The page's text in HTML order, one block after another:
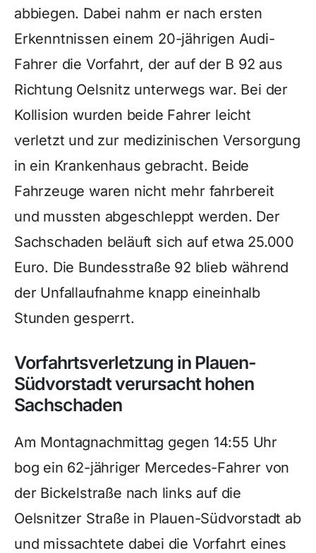
abbiegen. Dabei nahm er nach ersten
Erkenntnissen einem 20-jährigen Audi-
Fahrer die Vorfahrt, der auf der B 92 aus
Richtung Oelsnitz unterwegs war. Bei der
Kollision wurden beide Fahrer leicht
verletzt und zur medizinischen Versorgung
in ein Krankenhaus gebracht. Beide
Fahrzeuge waren nicht mehr fahrbereit
und mussten abgeschleppt werden. Der
Sachschaden beläuft sich auf etwa 25.000
Euro. Die Bundesstraße 92 blieb während
der Unfallaufnahme knapp eineinhalb
Stunden gesperrt.
Vorfahrtsverletzung in Plauen-
Südvorstadt verursacht hohen
Sachschaden
Am Montagnachmittag gegen 14:55 Uhr
bog ein 62-jähriger Mercedes-Fahrer von
der Bickelstraße nach links auf die
Oelsnitzer Straße in Plauen-Südvorstadt ab
und missachtete dabei die Vorfahrt eines